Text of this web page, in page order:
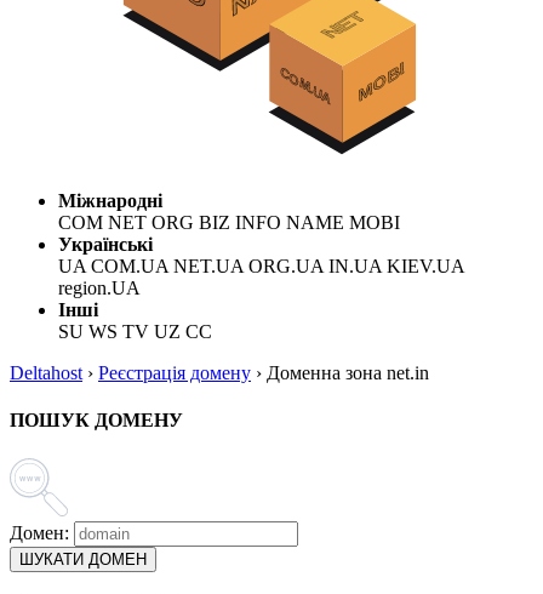
Міжнародні
COM NET ORG BIZ INFO NAME MOBI
Українські
UA COM.UA NET.UA ORG.UA IN.UA KIEV.UA
region.UA
Інші
SU WS TV UZ CC
Deltahost › Реєстрація домену › Доменна зона net.in
ПОШУК ДОМЕНУ
Домен:
ШУКАТИ ДОМЕН